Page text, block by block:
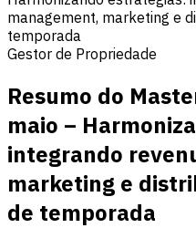
management, marketing e
temporada
Gestor de Propriedade
Resumo do
maio –
integrando
marketing e
de temporada